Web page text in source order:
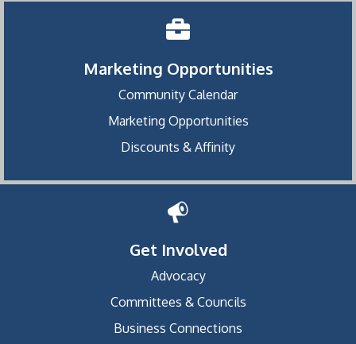
Marketing Opportunities
Community Calendar
Marketing Opportunities
Discounts & Affinity
Get Involved
Advocacy
Committees & Councils
Business Connections